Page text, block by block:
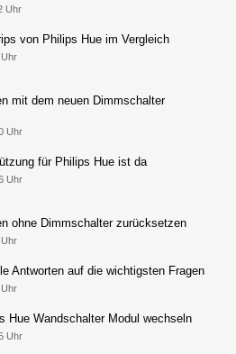
Uhr
von Philips Hue im Vergleich
mit dem neuen Dimmschalter
Uhr
für Philips Hue ist da
Uhr
ohne Dimmschalter zurücksetzen
Antworten auf die wichtigsten Fragen
Hue Wandschalter Modul wechseln
Uhr